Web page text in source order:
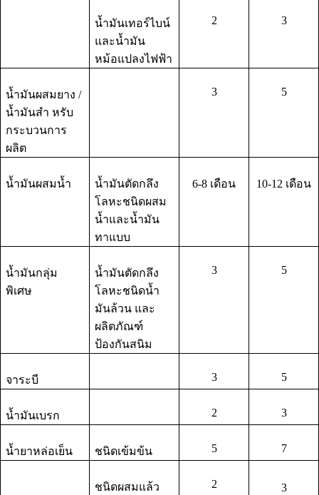
น้ำมันเทอร์ไบน์
และน้ำมัน
หม้อแปลงไฟฟ้า
2 3
น้ำมันผสมยาง /
น้ำมันสำ หรับ
กระบวนการ
ผลิต
3 5
น้ำมันผสมน้ำ
น้ำมันตัดกลึง
โลหะชนิดผสม
น้ำและน้ำมัน
ทาแบบ
6-8 เดือน 10-12 เดือน
น้ำมันกลุ่ม
พิเศษ
น้ำมันตัดกลึง
โลหะชนิดน้ำ
มันล้วน และ
ผลิตภัณฑ์
ป้องกันสนิม
3 5
จาระบี 3 5
น้ำมันเบรก 2 3
น้ำยาหล่อเย็น ชนิดเข้มข้น 5 7
ชนิดผสมแล้ว 2 3